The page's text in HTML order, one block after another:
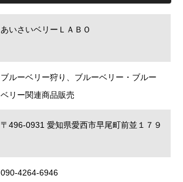
あいさいベリーＬＡＢＯ
ブルーベリー狩り、ブルーベリー・ブルー
ベリー関連商品販売
〒496-0931 愛知県愛西市早尾町前並１７９
090-4264-6946